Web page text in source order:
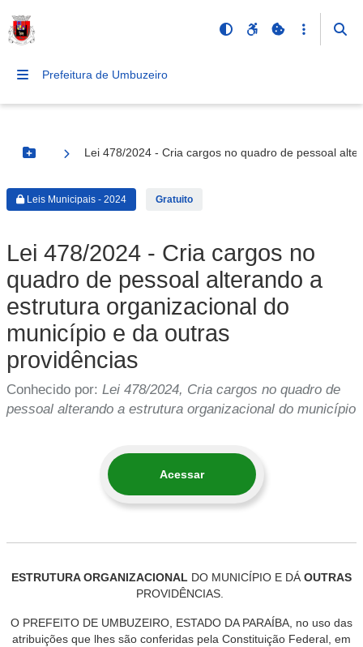
Prefeitura de Umbuzeiro
Botão Menu
Lei 478/2024 - Cria cargos no quadro de pessoal
Leis Municipais - 2024 Gratuito
Lei 478/2024 - Cria cargos no
quadro de pessoal alterando a
estrutura organizacional do
município e da outras
providências
Conhecido por: Lei 478/2024, Cria cargos no quadro de
pessoal alterando a estrutura organizacional do município
Acessar
ESTRUTURAORGANIZACIONAL DO MUNICÍPIO E DÁ OUTRAS
PROVIDÊNCIAS
O PREFEITO DE UMBUZEIRO ESTADO DA PARAÍBA no uso das
atribuições que lhes são conferidas pela Constituição Federal em